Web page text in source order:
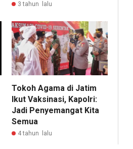
3 tahun lalu
Tokoh Agama di Jatim
Ikut Vaksinasi, Kapolri:
Jadi Penyemangat Kita
Semua
4 tahun lalu